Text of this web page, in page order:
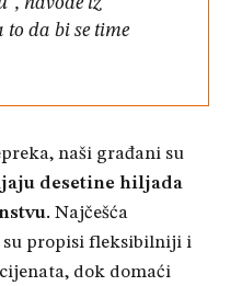
da bi se time
naši građani su
desetine hiljada
. Najčešća
su propisi fleksibilniji i
dok domaći